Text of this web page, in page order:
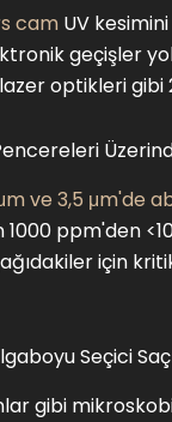
cam UV
geçişler
optikleri
ve 3,5 μm'de
ppm'den
için
Seçici
gibi